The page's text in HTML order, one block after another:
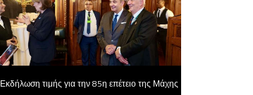
Εκδήλωση τιμής για την 85η επέτειο της Μάχης